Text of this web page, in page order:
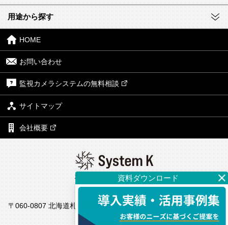
用途から探す
HOME
お問い合わせ
監視カメラシステムの無料相談
サイトマップ
会社概要
株式会社システム・ケイ
本社
〒060-0807 北海道札幌市北区北7条西4丁目1番地2 KDX札幌ビル7